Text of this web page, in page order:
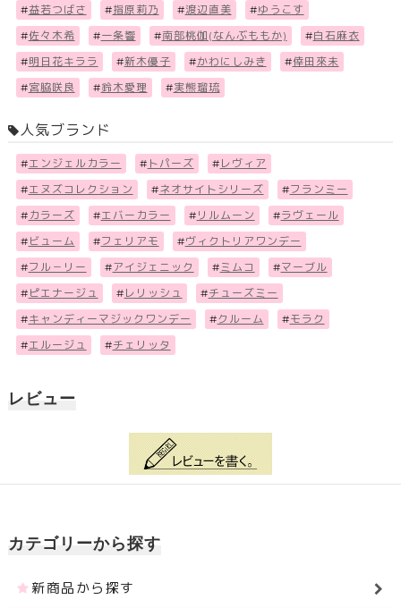
#益若つばさ #指原莉乃 #渡辺直美 #ゆうこす
#佐々木希 #一条響 #南部桃伽(なんぶももか) #白石麻衣
#明日花キララ #新木優子 #かわにしみき #倖田來未
#宮脇咲良 #鈴木愛理 #実熊瑠琉
人気ブランド
#エンジェルカラー # トパーズ # レヴィア
#エヌズコレクション #ネオサイトシリーズ #フランミー
# カラーズ #エバーカラー # リルムーン #ラヴェール
# ビューム #フェリアモ #ヴィクトリアワンデー
#フル－リー #アイジェニック #ミムコ #マーブル
# ピエナージュ # レリッシュ #チューズミー
#キャンディーマジックワンデー #クルーム #モラク
#エルージュ #チェリッタ
レビュー
カテゴリーから探す
新商品から探す